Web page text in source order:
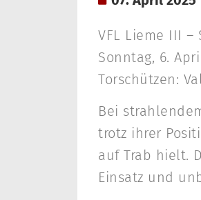
VFL Lieme III –
Sonntag, 6.
Torschützen:
Bei
trotz ihrer
auf Trab hielt.
Einsatz und